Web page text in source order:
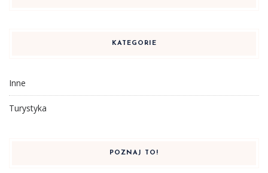
KATEGORIE
Inne
Turystyka
POZNAJ TO!